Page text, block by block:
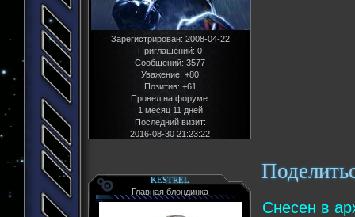
Зарегистрирован: 2008-04-22
Приглашений: 0
Сообщений: 3577
Уважение: +80
Позитив: +61
Провел на форуме:
1 месяц 11 дней
Последний визит:
2016-08-30 21:23:22
KESTREL
Главная блондинка
Снесен в